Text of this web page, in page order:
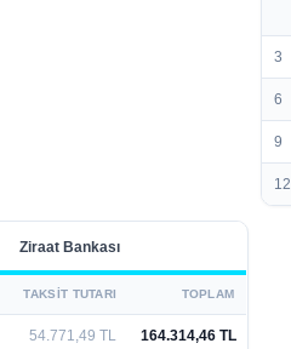
3
6
9
12
Ziraat Bankası
TAKSIT TUTARI TOPLAM
54.771,49 TL 164.314,46 TL